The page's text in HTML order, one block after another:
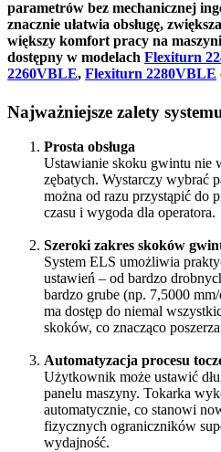
parametrów bez mechanicznej
znacznie ułatwia obsługę,
większy komfort pracy na
dostępny w modelach Flexiturn
2260VBLE, Flexiturn 2280VBLE
Najważniejsze zalety
Prosta obsługa
Ustawianie skoku gwintu nie
zębatych. Wystarczy wybrać
można od razu przystąpić do
czasu i wygoda dla operatora.
Szeroki zakres skoków
System ELS umożliwia
ustawień – od bardzo
bardzo grube (np. 7,5000
ma dostęp do niemal
skoków, co znacząco
Automatyzacja procesu
Użytkownik może ustawić
panelu maszyny. Tokarka
automatycznie, co stanowi
fizycznych ograniczników
wydajność.